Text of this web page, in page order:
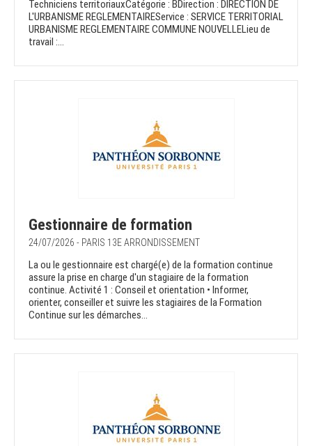
Techniciens territoriauxCatégorie : BDirection : DIRECTION DE
L'URBANISME REGLEMENTAIREService : SERVICE TERRITORIAL
URBANISME REGLEMENTAIRE COMMUNE NOUVELLELieu de
travail :...
Gestionnaire de formation
24/07/2026 - PARIS 13E ARRONDISSEMENT
La ou le gestionnaire est chargé(e) de la formation continue
assure la prise en charge d'un stagiaire de la formation
continue. Activité 1 : Conseil et orientation • Informer,
orienter, conseiller et suivre les stagiaires de la Formation
Continue sur les démarches...